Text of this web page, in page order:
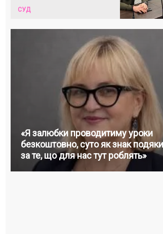
СУД
«Я залюбки проводитиму уроки
безкоштовно, суто як знак подяки
за те, що для нас тут роблять»